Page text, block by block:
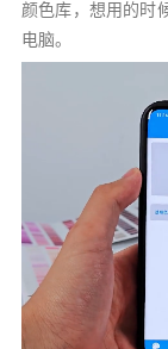
颜色库，想用的时
电脑。